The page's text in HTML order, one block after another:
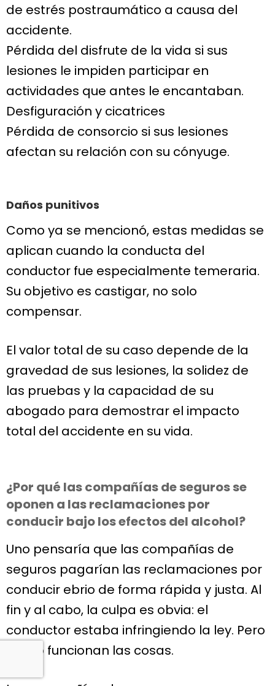
de estrés postraumático a causa del
accidente.
Pérdida del disfrute de la vida si sus
lesiones le impiden participar en
actividades que antes le encantaban.
Desfiguración y cicatrices
Pérdida de consorcio si sus lesiones
afectan su relación con su cónyuge.
Daños punitivos
Como ya se mencionó, estas medidas se
aplican cuando la conducta del
conductor fue especialmente temeraria.
Su objetivo es castigar, no solo
compensar.
El valor total de su caso depende de la
gravedad de sus lesiones, la solidez de
las pruebas y la capacidad de su
abogado para demostrar el impacto
total del accidente en su vida.
¿Por qué las compañías de seguros se
oponen a las reclamaciones por
conducir bajo los efectos del alcohol?
Uno pensaría que las compañías de
seguros pagarían las reclamaciones por
conducir ebrio de forma rápida y justa. Al
fin y al cabo, la culpa es obvia: el
conductor estaba infringiendo la ley. Pero
así no funcionan las cosas.